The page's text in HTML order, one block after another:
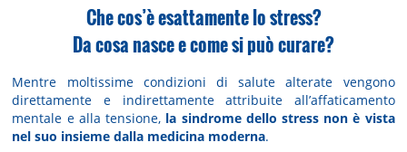
Che cos’è esattamente lo stress?
Da cosa nasce e come si può curare?
Mentre moltissime condizioni di salute alterate vengono
direttamente e indirettamente attribuite all’affaticamento
mentale e alla tensione, la sindrome dello stress non è vista
nel suo insieme dalla medicina moderna.